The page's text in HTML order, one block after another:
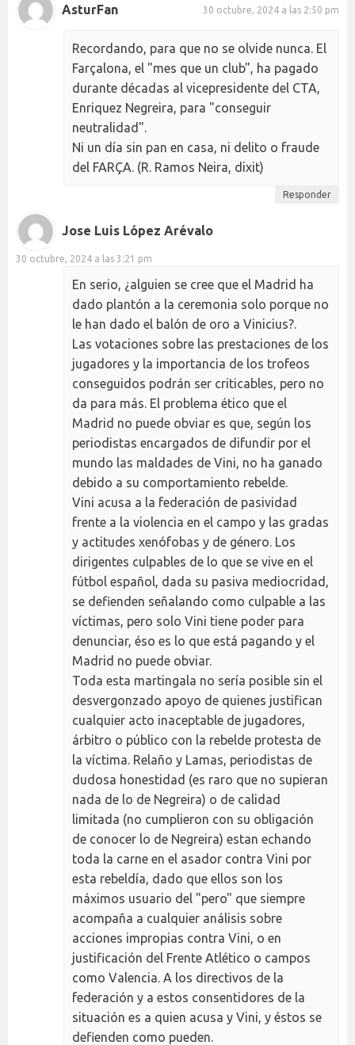
AsturFan 30 octubre, 2024 a las 2:50 pm
Recordando, para que no se olvide nunca. El
Farçalona, el "mes que un club", ha pagado
durante décadas al vicepresidente del CTA,
Enriquez Negreira, para "conseguir
neutralidad".
Ni un día sin pan en casa, ni delito o fraude
del FARÇA. (R. Ramos Neira, dixit)
Responder
Jose Luis López Arévalo
30 octubre, 2024 a las 3:21 pm
En serio, ¿alguien se cree que el Madrid ha
dado plantón a la ceremonia solo porque no
le han dado el balón de oro a Vinicius?.
Las votaciones sobre las prestaciones de los
jugadores y la importancia de los trofeos
conseguidos podrán ser criticables, pero no
da para más. El problema ético que el
Madrid no puede obviar es que, según los
periodistas encargados de difundir por el
mundo las maldades de Vini, no ha ganado
debido a su comportamiento rebelde.
Vini acusa a la federación de pasividad
frente a la violencia en el campo y las gradas
y actitudes xenófobas y de género. Los
dirigentes culpables de lo que se vive en el
fútbol español, dada su pasiva mediocridad,
se defienden señalando como culpable a las
víctimas, pero solo Vini tiene poder para
denunciar, éso es lo que está pagando y el
Madrid no puede obviar.
Toda esta martingala no sería posible sin el
desvergonzado apoyo de quienes justifican
cualquier acto inaceptable de jugadores,
árbitro o público con la rebelde protesta de
la víctima. Relaño y Lamas, periodistas de
dudosa honestidad (es raro que no supieran
nada de lo de Negreira) o de calidad
limitada (no cumplieron con su obligación
de conocer lo de Negreira) estan echando
toda la carne en el asador contra Vini por
esta rebeldía, dado que ellos son los
máximos usuario del "pero" que siempre
acompaña a cualquier análisis sobre
acciones impropias contra Vini, o en
justificación del Frente Atlético o campos
como Valencia. A los directivos de la
federación y a estos consentidores de la
situación es a quien acusa y Vini, y éstos se
defienden como pueden.